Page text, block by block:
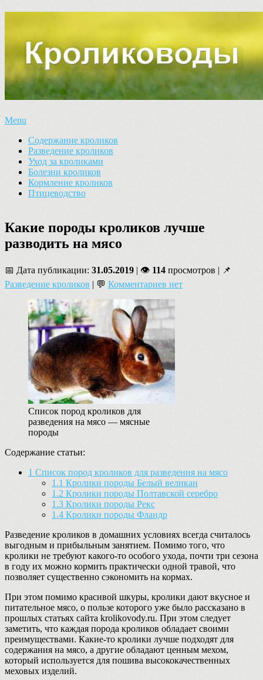
Menu
Содержание кроликов
Разведение кроликов
Уход за кроликами
Болезни кроликов
Кормление кроликов
Птицеводство
Какие породы кроликов лучше
разводить на мясо
📅 Дата публикации: 31.05.2019 | 👁 114 просмотров | 📌
Разведение кроликов | 💬 Комментариев нет
Список пород кроликов для
разведения на мясо — мясные
породы
Содержание статьи:
1 Список пород кроликов для разведения на мясо
1.1 Кролики породы Белый великан
1.2 Кролики породы Полтавской серебро
1.3 Кролики породы Рекс
1.4 Кролики породы Фландр
Разведение кроликов в домашних условиях всегда считалось
выгодным и прибыльным занятием. Помимо того, что
кролики не требуют какого-то особого ухода, почти три сезона
в году их можно кормить практически одной травой, что
позволяет существенно сэкономить на кормах.
При этом помимо красивой шкуры, кролики дают вкусное и
питательное мясо, о пользе которого уже было рассказано в
прошлых статьях сайта krolikovody.ru. При этом следует
заметить, что каждая порода кроликов обладает своими
преимуществами. Какие-то кролики лучше подходят для
содержания на мясо, а другие обладают ценным мехом,
который используется для пошива высококачественных
меховых изделий.